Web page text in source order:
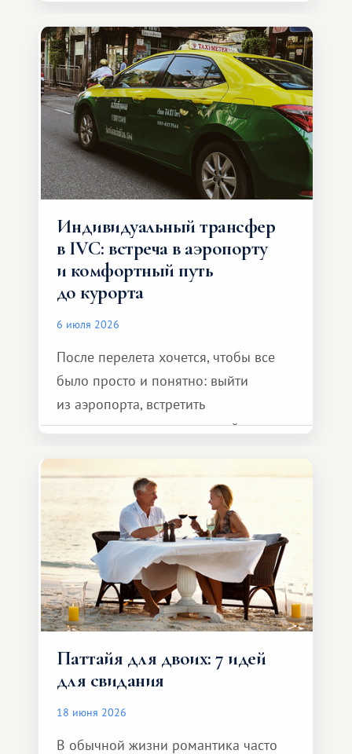
Индивидуальный трансфер
в IVC: встреча в аэропорту
и комфортный путь
до курорта
6 июля 2026
После перелета хочется, чтобы все
было просто и понятно: выйти
из аэропорта, встретить
представителя транспортной
и спокойно доехать до курорта.
Паттайя для двоих: 7 идей
для свидания
18 июня 2026
В обычной жизни романтика часто